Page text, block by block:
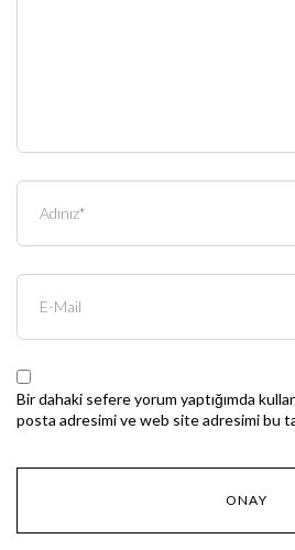
Bir dahaki sefere yorum yaptığımda
posta adresimi ve web site adresimi bu